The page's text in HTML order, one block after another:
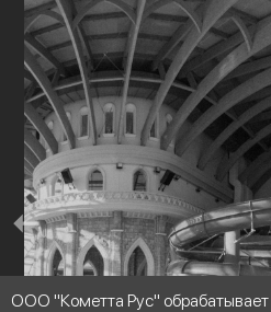
ООО "Кометта Рус"